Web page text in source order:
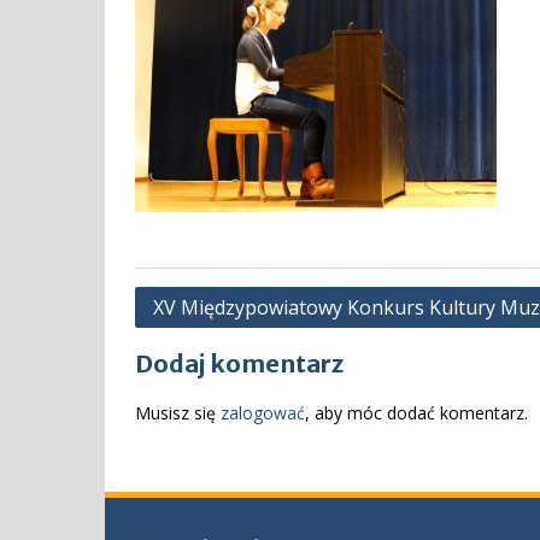
Nawigacja
XV Międzypowiatowy Konkurs Kultury
Dodaj komentarz
Musisz się zalogować, aby móc dodać komentarz.